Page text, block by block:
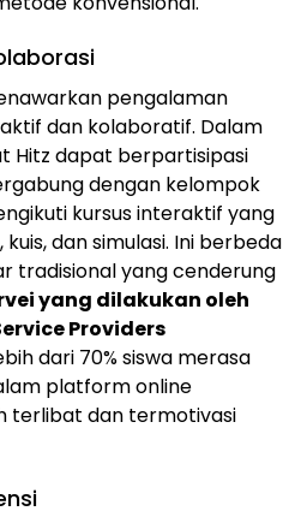
pengalaman
dan kolaboratif. Dalam
Hitz dapat berpartisipasi
dengan kelompok
kursus interaktif yang
dan simulasi. Ini berbeda
tradisional yang cenderung
yang dilakukan oleh
Providers
dari 70% siswa merasa
platform online
terlibat dan termotivasi